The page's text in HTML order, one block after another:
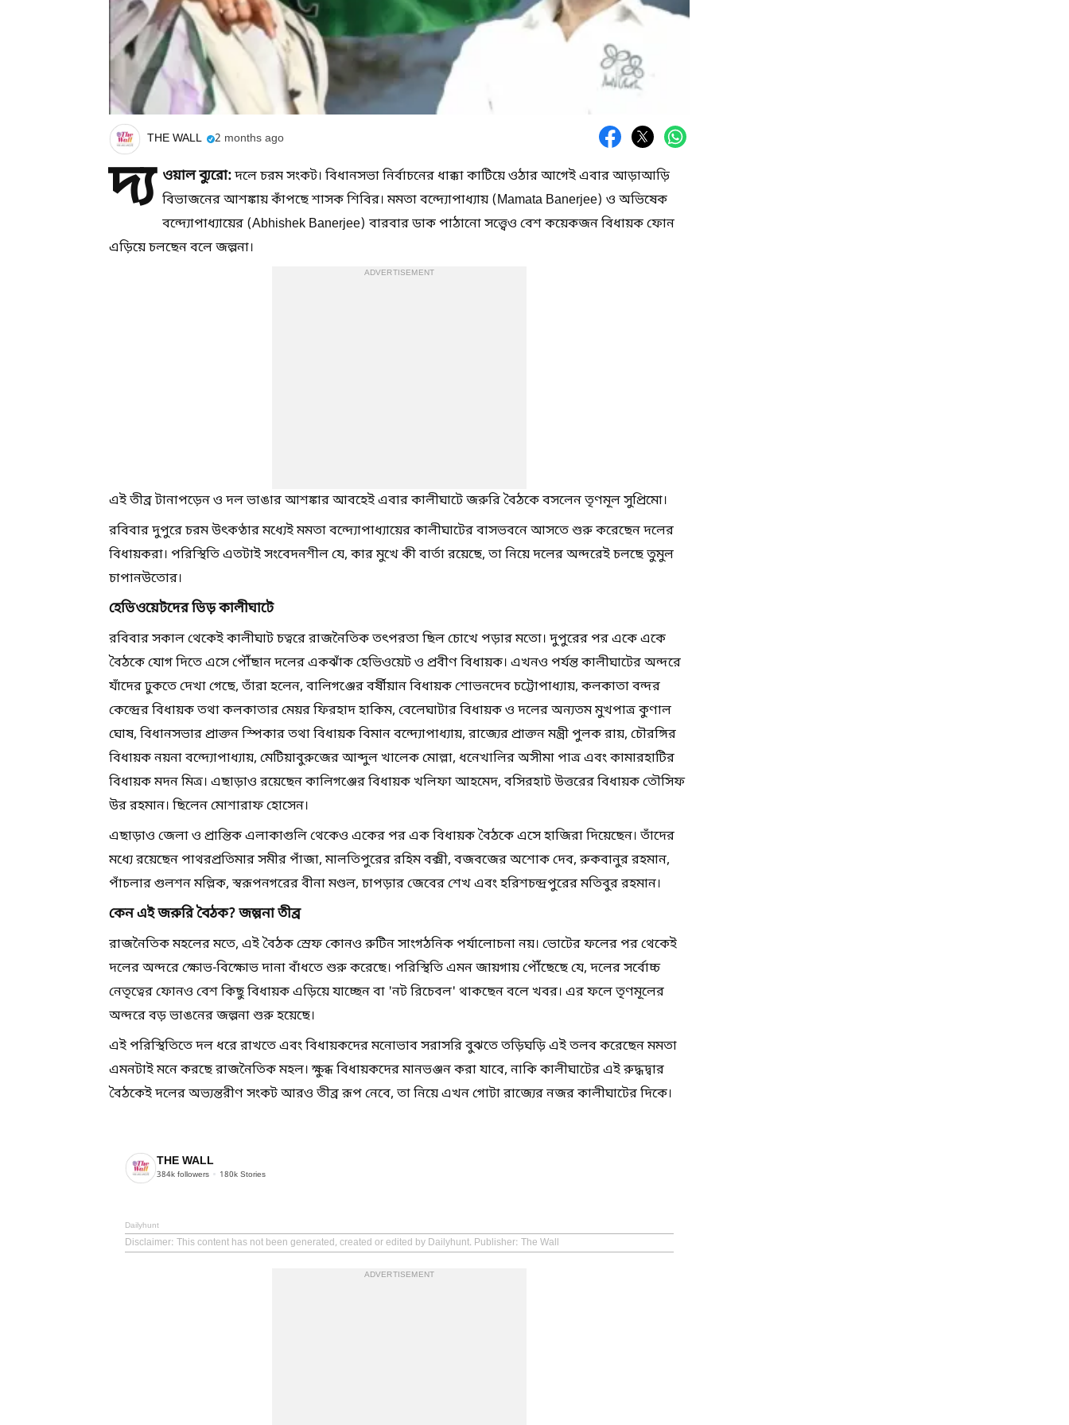
THE WALL 2 months ago
দ্য ওয়াল ব্যুরো:দলে চরম সংকট। বিধানসভা নির্বাচনের ধাক্কা কাটিয়ে ওঠার আগেই এবার আড়াআড়ি
বিভাজনের আশঙ্কায় কাঁপছে শাসক শিবির। মমতা বন্দ্যোপাধ্যায় (Mamata Banerjee) ও অভিষেক
বন্দ্যোপাধ্যায়ের (Abhishek Banerjee) বারবার ডাক পাঠানো সত্ত্বেও বেশ কয়েকজন বিধায়ক ফোন
এড়িয়ে চলছেন বলে জল্পনা।
ADVERTISEMENT
এই তীব্র টানাপড়েন ও দল ভাঙার আশঙ্কার আবহেই এবার কালীঘাটে জরুরি বৈঠকে বসলেন তৃণমূল সুপ্রিমো।
রবিবার দুপুরে চরম উৎকণ্ঠার মধ্যেই মমতা বন্দ্যোপাধ্যায়ের কালীঘাটের বাসভবনে আসতে শুরু করেছেন দলের
বিধায়করা। পরিস্থিতি এতটাই সংবেদনশীল যে, কার মুখে কী বার্তা রয়েছে, তা নিয়ে দলের অন্দরেই চলছে তুমুল
চাপানউতোর।
হেভিওয়েটদের ভিড় কালীঘাটে
রবিবার সকাল থেকেই কালীঘাট চত্বরে রাজনৈতিক তৎপরতা ছিল চোখে পড়ার মতো। দুপুরের পর একে একে
বৈঠকে যোগ দিতে এসে পৌঁছান দলের একঝাঁক হেভিওয়েট ও প্রবীণ বিধায়ক। এখনও পর্যন্ত কালীঘাটের অন্দরে
যাঁদের ঢুকতে দেখা গেছে, তাঁরা হলেন, বালিগঞ্জের বর্ষীয়ান বিধায়ক শোভনদেব চট্টোপাধ্যায়, কলকাতা বন্দর
কেন্দ্রের বিধায়ক তথা কলকাতার মেয়র ফিরহাদ হাকিম, বেলেঘাটার বিধায়ক ও দলের অন্যতম মুখপাত্র কুণাল
ঘোষ, বিধানসভার প্রাক্তন স্পিকার তথা বিধায়ক বিমান বন্দ্যোপাধ্যায়, রাজ্যের প্রাক্তন মন্ত্রী পুলক রায়, চৌরঙ্গির
বিধায়ক নয়না বন্দ্যোপাধ্যায়, মেটিয়াবুরুজের আব্দুল খালেক মোল্লা, ধনেখালির অসীমা পাত্র এবং কামারহাটির
বিধায়ক মদন মিত্র। এছাড়াও রয়েছেন কালিগঞ্জের বিধায়ক খলিফা আহমেদ, বসিরহাট উত্তরের বিধায়ক তৌসিফ
উর রহমান। ছিলেন মোশারাফ হোসেন।
এছাড়াও জেলা ও প্রান্তিক এলাকাগুলি থেকেও একের পর এক বিধায়ক বৈঠকে এসে হাজিরা দিয়েছেন। তাঁদের
মধ্যে রয়েছেন পাথরপ্রতিমার সমীর পাঁজা, মালতিপুরের রহিম বক্সী, বজবজের অশোক দেব, রুকবানুর রহমান,
পাঁচলার গুলশন মল্লিক, স্বরূপনগরের বীনা মণ্ডল, চাপড়ার জেবের শেখ এবং হরিশচন্দ্রপুরের মতিবুর রহমান।
কেন এই জরুরি বৈঠক? জল্পনা তীব্র
রাজনৈতিক মহলের মতে, এই বৈঠক স্রেফ কোনও রুটিন সাংগঠনিক পর্যালোচনা নয়। ভোটের ফলের পর থেকেই
দলের অন্দরে ক্ষোভ-বিক্ষোভ দানা বাঁধতে শুরু করেছে। পরিস্থিতি এমন জায়গায় পৌঁছেছে যে, দলের সর্বোচ্চ
নেতৃত্বের ফোনও বেশ কিছু বিধায়ক এড়িয়ে যাচ্ছেন বা 'নট রিচেবল' থাকছেন বলে খবর। এর ফলে তৃণমূলের
অন্দরে বড় ভাঙনের জল্পনা শুরু হয়েছে।
এই পরিস্থিতিতে দল ধরে রাখতে এবং বিধায়কদের মনোভাব সরাসরি বুঝতে তড়িঘড়ি এই তলব করেছেন মমতা
এমনটাই মনে করছে রাজনৈতিক মহল। ক্ষুব্ধ বিধায়কদের মানভঞ্জন করা যাবে, নাকি কালীঘাটের এই রুদ্ধদ্বার
বৈঠকেই দলের অভ্যন্তরীণ সংকট আরও তীব্র রূপ নেবে, তা নিয়ে এখন গোটা রাজ্যের নজর কালীঘাটের দিকে।
THE WALL
384k followers 180k Stories
Dailyhunt
Disclaimer: This content has not been generated, created or edited by Dailyhunt. Publisher: The Wall
ADVERTISEMENT